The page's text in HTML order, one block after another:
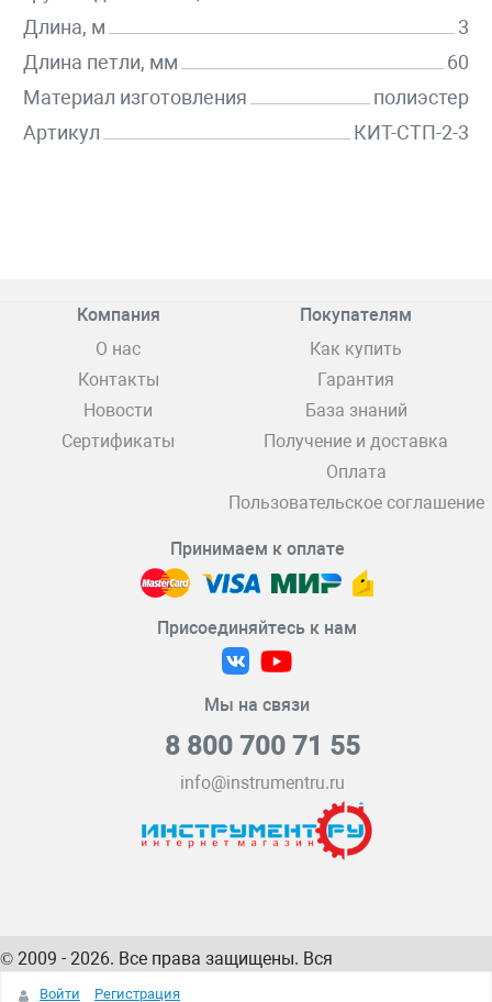
Длина, м
3
Длина петли, мм
60
Материал изготовления
полиэстер
Артикул
КИТ-СТП-2-3
Компания
О нас
Контакты
Новости
Сертификаты
Покупателям
Как купить
Гарантия
База знаний
Получение и доставка
Оплата
Пользовательское соглашение
Принимаем к оплате
Присоединяйтесь к нам
Мы на связи
8 800 700 71 55
info@instrumentru.ru
© 2009 - 2026. Все права защищены. Вся
информация на сайте – собственность
Войти Регистрация